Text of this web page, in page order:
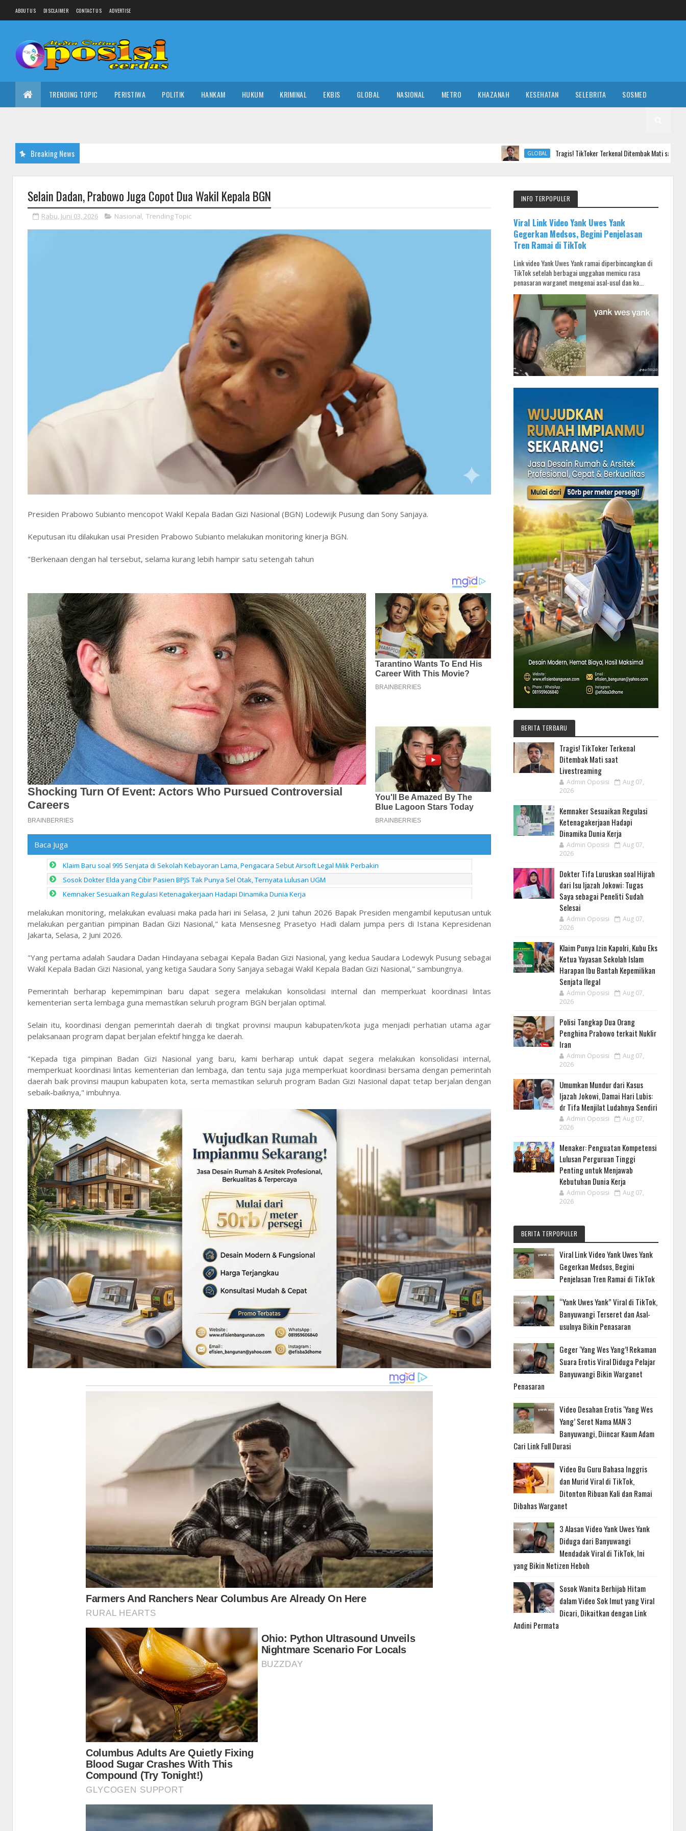
ABOUT US DISCLAIMER CONTACT US ADVERTISE
TRENDING TOPIC PERISTIWA POLITIK HANKAM HUKUM KRIMINAL EKBIS GLOBAL NASIONAL METRO KHAZANAH KESEHATAN SELEBRITA SOSMED
Breaking News GLOBAL Tragis! TikToker Terkenal Ditembak Mati saat Livestreaming
Selain Dadan, Prabowo Juga Copot Dua Wakil Kepala BGN
Rabu, Juni 03, 2026 Nasional, Trending Topic
Presiden Prabowo Subianto mencopot Wakil Kepala Badan Gizi Nasional (BGN) Lodewijk Pusung dan Sony Sanjaya.
Keputusan itu dilakukan usai Presiden Prabowo Subianto melakukan monitoring kinerja BGN.
"Berkenaan dengan hal tersebut, selama kurang lebih hampir satu setengah tahun
Baca Juga
Klaim Baru soal 995 Senjata di Sekolah Kebayoran Lama, Pengacara Sebut Airsoft Legal Milik Perbakin
Sosok Dokter Elda yang Cibir Pasien BPJS Tak Punya Sel Otak, Ternyata Lulusan UGM
Kemnaker Sesuaikan Regulasi Ketenagakerjaan Hadapi Dinamika Dunia Kerja
melakukan monitoring, melakukan evaluasi maka pada hari ini Selasa, 2 Juni tahun 2026 Bapak Presiden mengambil keputusan untuk
melakukan pergantian pimpinan Badan Gizi Nasional," kata Mensesneg Prasetyo Hadi dalam jumpa pers di Istana Kepresidenan
Jakarta, Selasa, 2 Juni 2026.
"Yang pertama adalah Saudara Dadan Hindayana sebagai Kepala Badan Gizi Nasional, yang kedua Saudara Lodewyk Pusung sebagai
Wakil Kepala Badan Gizi Nasional, yang ketiga Saudara Sony Sanjaya sebagai Wakil Kepala Badan Gizi Nasional," sambungnya.
Pemerintah berharap kepemimpinan baru dapat segera melakukan konsolidasi internal dan memperkuat koordinasi lintas
kementerian serta lembaga guna memastikan seluruh program BGN berjalan optimal.
Selain itu, koordinasi dengan pemerintah daerah di tingkat provinsi maupun kabupaten/kota juga menjadi perhatian utama agar
pelaksanaan program dapat berjalan efektif hingga ke daerah.
"Kepada tiga pimpinan Badan Gizi Nasional yang baru, kami berharap untuk dapat segera melakukan konsolidasi internal,
memperkuat koordinasi lintas kementerian dan lembaga, dan tentu saja juga memperkuat koordinasi bersama dengan pemerintah
daerah baik provinsi maupun kabupaten kota, serta memastikan seluruh program Badan Gizi Nasional dapat tetap berjalan dengan
sebaik-baiknya," imbuhnya.
INFO TERPOPULER
Viral Link Video Yank Uwes Yank
Gegerkan Medsos, Begini Penjelasan
Tren Ramai di TikTok
Link video Yank Uwes Yank ramai diperbincangkan di
TikTok setelah berbagai unggahan memicu rasa
penasaran warganet mengenai asal-usul dan ko...
BERITA TERBARU
Tragis! TikToker Terkenal
Ditembak Mati saat
Livestreaming
Admin Oposisi
Aug 07,
2026
Kemnaker Sesuaikan Regulasi
Ketenagakerjaan Hadapi
Dinamika Dunia Kerja
Admin Oposisi
Aug 07,
2026
Dokter Tifa Luruskan soal Hijrah
dari Isu Ijazah Jokowi: Tugas
Saya sebagai Peneliti Sudah
Selesai
Admin Oposisi
Aug 07,
2026
Klaim Punya Izin Kapolri, Kubu Eks
Ketua Yayasan Sekolah Islam
Harapan Ibu Bantah Kepemilikan
Senjata Ilegal
Admin Oposisi
Aug 07,
2026
Polisi Tangkap Dua Orang
Penghina Prabowo terkait Nuklir
Iran
Admin Oposisi
Aug 07,
2026
Umumkan Mundur dari Kasus
Ijazah Jokowi, Damai Hari Lubis:
dr Tifa Menjilat Ludahnya Sendiri
Admin Oposisi
Aug 07,
2026
Menaker: Penguatan Kompetensi
Lulusan Perguruan Tinggi
Penting untuk Menjawab
Kebutuhan Dunia Kerja
Admin Oposisi
Aug 07,
2026
BERITA TERPOPULER
Viral Link Video Yank Uwes Yank
Gegerkan Medsos, Begini
Penjelasan Tren Ramai di TikTok
“Yank Uwes Yank” Viral di TikTok,
Banyuwangi Terseret dan Asal-
usulnya Bikin Penasaran
Geger ‘Yang Wes Yang’! Rekaman
Suara Erotis Viral Diduga Pelajar
Banyuwangi Bikin Warganet
Penasaran
Video Desahan Erotis ‘Yang Wes
Yang’ Seret Nama MAN 3
Banyuwangi, Diincar Kaum Adam
Cari Link Full Durasi
Video Bu Guru Bahasa Inggris
dan Murid Viral di TikTok,
Ditonton Ribuan Kali dan Ramai
Dibahas Warganet
3 Alasan Video Yank Uwes Yank
Diduga dari Banyuwangi
Mendadak Viral di TikTok, Ini
yang Bikin Netizen Heboh
Sosok Wanita Berhijab Hitam
dalam Video Sok Imut yang Viral
Dicari, Dikaitkan dengan Link
Andini Permata